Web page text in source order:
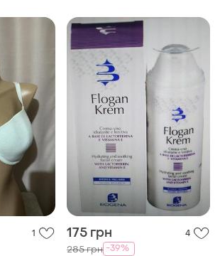
1 175 грн 4
285 грн -39%